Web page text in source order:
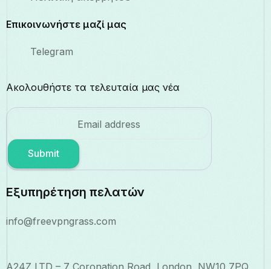
Επικοινωνήστε μαζί μας
Telegram
Ακολουθήστε τα τελευταία μας νέα
Submit
Εξυπηρέτηση πελατών
info@freevpngrass.com